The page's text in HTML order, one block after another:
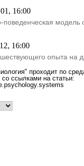
16:00
поведенческая
16:00
опыта на
проходит по
ссылками на статьи: